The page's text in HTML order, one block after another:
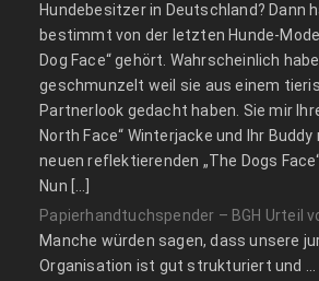
Hundebesitzer in Deutschland? Dann
bestimmt von der letzten Hunde-
Dog Face“ gehört. Wahrscheinlich
geschmunzelt weil sie aus einem
Partnerlook gedacht haben. Sie mir
North Face“ Winterjacke und Ihr
neuen reflektierenden „The Dogs
Nun […]
Papierhandtuchspender – BGH Urteil
Manche würden sagen, dass unsere
Organisation ist gut strukturiert und …